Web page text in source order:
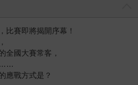
比賽即將揭開序幕！
全國大賽常客，
……
應戰方式是？